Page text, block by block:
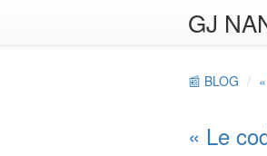
GJ
📰 BLOG
« Le